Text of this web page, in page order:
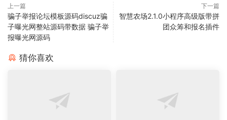
上一篇
骗子举报论坛模板源码discuz骗
子曝光网整站源码带数据 骗子举
报曝光网源码
下一篇
智慧农场2.1.0小程序高级版带拼
团众筹和报名插件
猜你喜欢